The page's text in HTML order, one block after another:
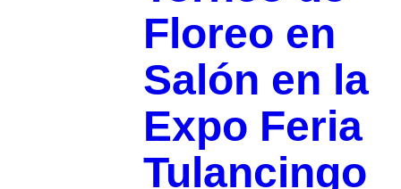
Floreo en
Salón en la
Expo Feria
Tulancingo